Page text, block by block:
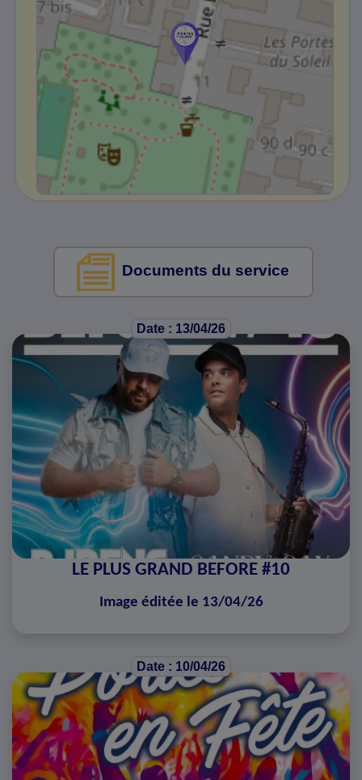
Documents du service
Date : 13/04/26
LE PLUS GRAND BEFORE #10
Image éditée le 13/04/26
Date : 10/04/26